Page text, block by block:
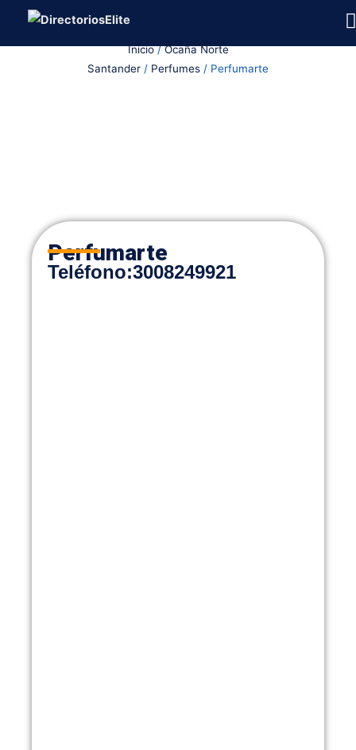
Inicio/Ocaña Norte
Santander / Perfumes / Perfumarte
Perfumarte
Teléfono:3008249921